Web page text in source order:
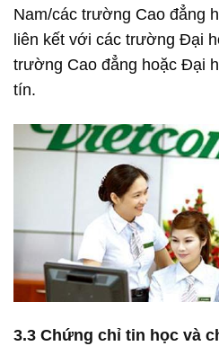
Nam/các trường Cao đẳng
liên kết với các trường Đại
trường Cao đẳng hoặc Đại
tín.
3.3 Chứng chỉ tin học và